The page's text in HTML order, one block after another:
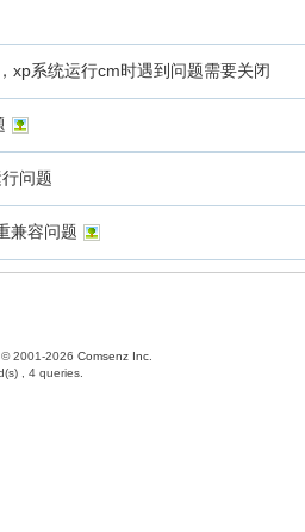
xp系统运行cm时遇到问题需要关闭
问题
兼容问题
© 2001-2026 Comsenz Inc
, 4 queries.